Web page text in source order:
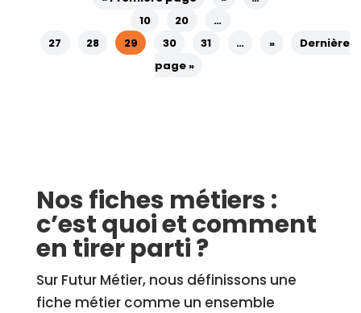
10
20
…
27
28 29 30 31 … »
Dernière
page »
Nos fiches métiers :
c’est quoi et comment
en tirer parti ?
Sur Futur Métier, nous définissons une
fiche métier comme un ensemble